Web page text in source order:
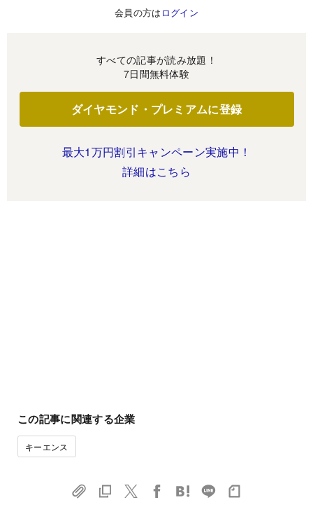
会員の方は ログイン
すべての記事が読み放題！
7日間無料体験
ダイヤモンド・プレミアムに登録
最大1万円割引キャンペーン実施中！
詳細はこちら
この記事に関連する企業
キーエンス